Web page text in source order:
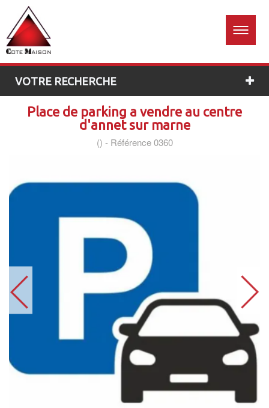
01 60
26 96
76
Accueil
Estimation
gratuite
VOTRE RECHERCHE
Place de parking a vendre au centre
d'annet sur marne
() - Référence 0360